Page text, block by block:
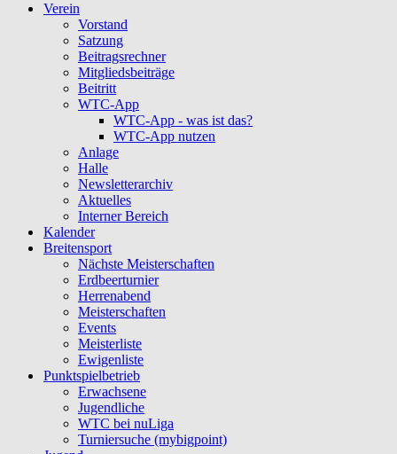
Verein
Vorstand
Satzung
Beitragsrechner
Mitgliedsbeiträge
Beitritt
WTC-App
WTC-App - was ist das?
WTC-App nutzen
Anlage
Halle
Newsletterarchiv
Aktuelles
Interner Bereich
Kalender
Breitensport
Nächste Meisterschaften
Erdbeerturnier
Herrenabend
Meisterschaften
Events
Meisterliste
Ewigenliste
Punktspielbetrieb
Erwachsene
Jugendliche
WTC bei nuLiga
Turniersuche (mybigpoint)